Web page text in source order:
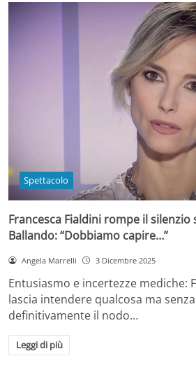
Spettacolo
Francesca Fialdini rompe il
Ballando: “Dobbiamo capire…”
Angela Marrelli 3 Dicembre 2025
Entusiasmo e incertezze mediche:
lascia intendere qualcosa ma
definitivamente il nodo…
Leggi di più